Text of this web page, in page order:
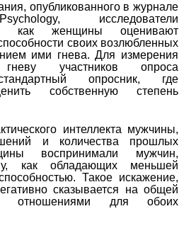
опубликованного в журнале
исследователи
как женщины оценивают
своих возлюбленных
ими гнева. Для измерения
участников опроса
опросник, где
собственную степень
интеллекта мужчины,
и количества прошлых
воспринимали мужчин,
как обладающих меньшей
Такое искажение,
сказывается на общей
отношениями для обоих